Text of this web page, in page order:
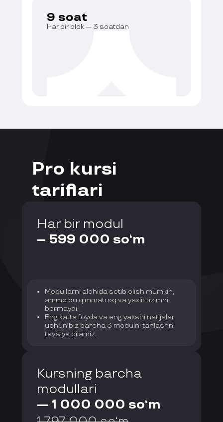
9 soat
Har bir blok — 3 soatdan
Pro kursi
tariflari
Har bir modul
– 599 000 so‘m
Modullarni alohida sotib olish mumkin,
ammo bu qimmatroq va yaxlit tizimni
bermaydi.
Eng katta foyda va eng yaxshi natijalar
uchun biz barcha 3 modulni tanlashni
tavsiya qilamiz.
Kursning barcha
modullari
— 1 000 000 so‘m